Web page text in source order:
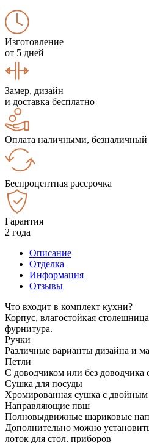
Изготовление
от 5 дней
Замер, дизайн
и доставка бесплатно
Оплата наличными, безналичный
Беспроцентная рассрочка
Гарантия
2 года
Описание
Отделка
Информация
Отзывы
Что входит в комплект кухни?
Корпус, влагостойкая
фурнитура.
Ручки
Различные варианты дизайна и
Петли
С доводчиком или без доводчика
Сушка для посуды
Хромированная сушка с
Направляющие пвш
Полновыдвижные шариковые
Дополнительно можно
лоток для стол. приборов